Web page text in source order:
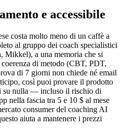
e accessibile
costa molto meno di un caffè a
al gruppo dei coach specialistici
Mikkel), a una memoria che si
coerenza di metodo (CBT, PDT,
di 7 giorni non chiede né email
così puoi provare il prodotto
su nulla — incluso il rischio di
nella fascia tra 5 e 10 $ al mese
consumer del coaching AI
aiuta a mantenere i prezzi